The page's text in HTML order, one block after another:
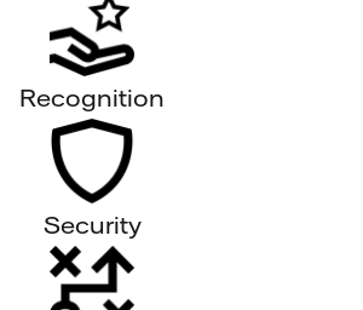
Recognition
Security